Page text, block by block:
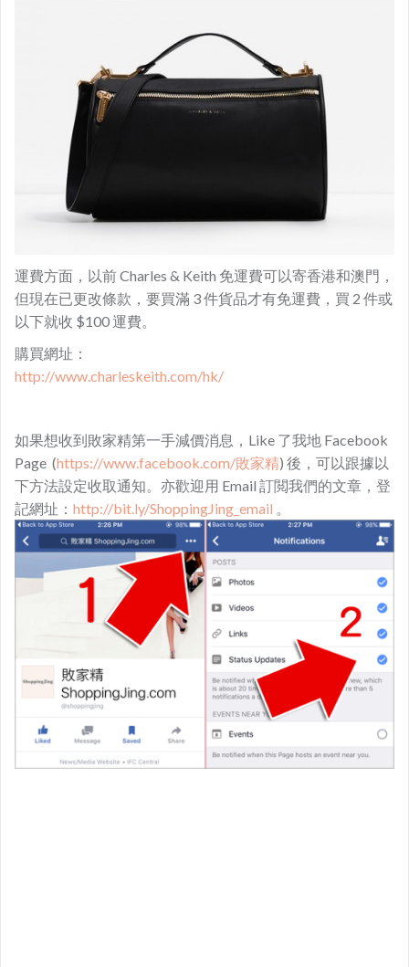
運費方面，以前 Charles & Keith 免運費可以寄香港和澳門，
但現在已更改條款，要買滿 3 件貨品才有免運費，買 2 件或
以下就收 $100 運費。
購買網址：
http://www.charleskeith.com/hk/
如果想收到敗家精第一手減價消息，Like 了我地 Facebook
Page (https://www.facebook.com/敗家精) 後，可以跟據以
下方法設定收取通知。亦歡迎用 Email 訂閲我們的文章，登
記網址： http://bit.ly/ShoppingJing_email 。